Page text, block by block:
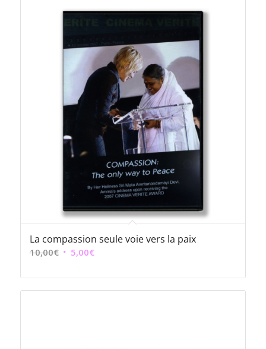
La compassion seule voie vers la paix
10,00€ Le
initial
était :
5,00€Le
actuel
est :